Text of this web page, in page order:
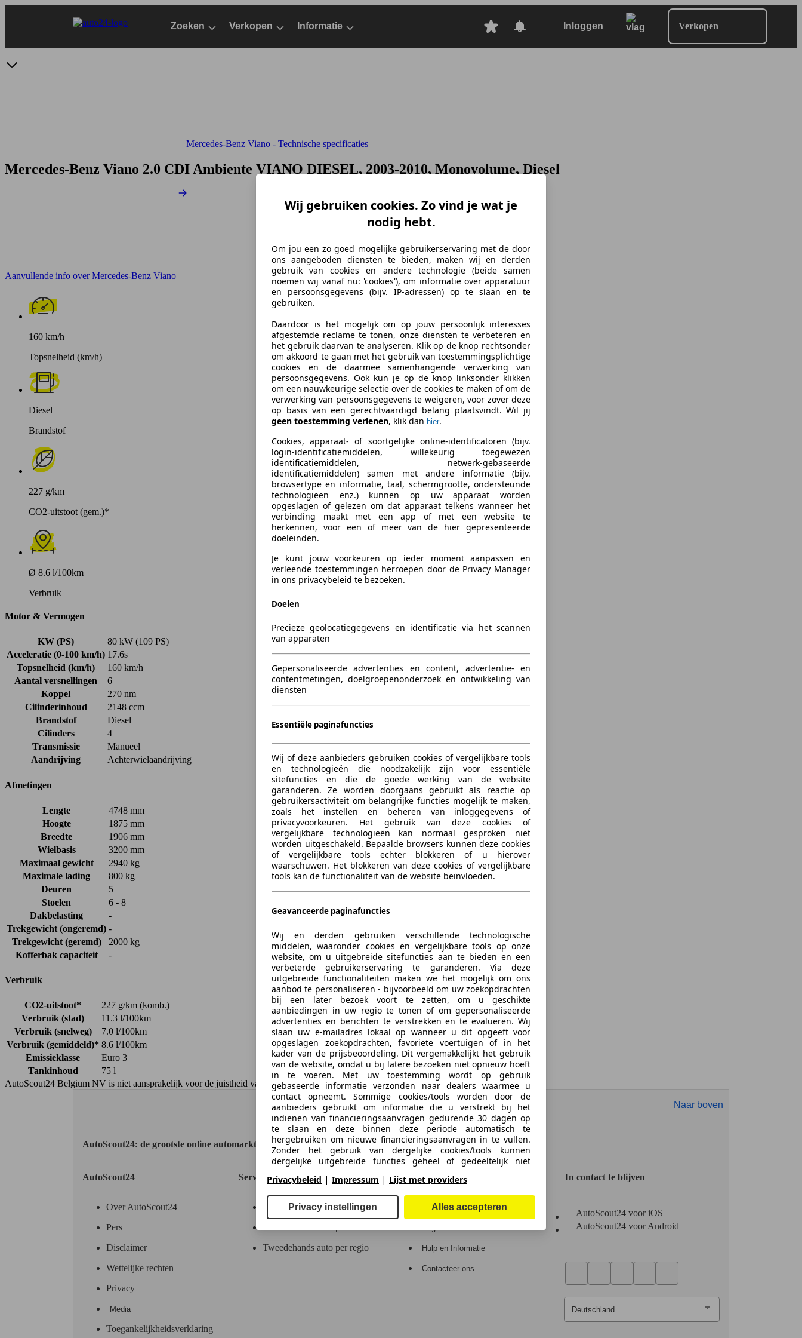
Zoeken Verkopen Informatie Inloggen Verkopen
Mercedes-Benz Viano - Technische specificaties
Mercedes-Benz Viano 2.0 CDI Ambiente VIANO DIESEL, 2003-2010, Monovolume, Diesel
Aanvullende info over Mercedes-Benz Viano
160 km/h
Topsnelheid (km/h)
Diesel
Brandstof
227 g/km
CO2-uitstoot (gem.)*
Ø 8.6 l/100km
Verbruik
Motor & Vermogen
KW (PS)
80 kW (109 PS)
Acceleratie (0-100 km/h) 17.6s
Topsnelheid (km/h)
160 km/h
Aantal versnellingen
6
Koppel
270 nm
Cilinderinhoud
2148 ccm
Brandstof
Diesel
Cilinders
4
Transmissie
Manueel
Aandrijving
Achterwielaandrijving
Afmetingen
Lengte
4748 mm
Hoogte
1875 mm
Breedte
1906 mm
Wielbasis
3200 mm
Maximaal gewicht
2940 kg
Maximale lading
800 kg
Deuren
5
Stoelen
6 - 8
Dakbelasting
-
Trekgewicht (ongeremd) -
Trekgewicht (geremd)
2000 kg
Kofferbak capaciteit
-
Verbruik
CO2-uitstoot*
227 g/km (komb.)
Verbruik (stad)
11.3 l/100km
Verbruik (snelweg)
7.0 l/100km
Verbruik (gemiddeld)* 8.6 l/100km
Emissieklasse
Euro 3
Tankinhoud
75 l
AutoScout24 Belgium NV is niet aansprakelijk voor de juistheid van de gegevens.
Naar boven
AutoScout24: de grootste online automarkt in Europa.
AutoScout24
Over AutoScout24
Pers
Disclaimer
Wettelijke rechten
Privacy
Media
Toegankelijkheidsverklaring
Service
Contact en hulp
Tweedehands auto per regio
Dealerrubriek
Login
Hulp en Informatie
Contacteer ons
In contact te blijven
AutoScout24 voor iOS
AutoScout24 voor Android
Wij gebruiken cookies. Zo vind je wat je
nodig hebt.
Om jou een zo goed mogelijke gebruikerservaring met de door
ons aangeboden diensten te bieden, maken wij en derden
gebruik van cookies en andere technologie (beide samen
noemen wij vanaf nu: 'cookies'), om informatie over apparatuur
en persoonsgegevens (bijv. IP-adressen) op te slaan en te
gebruiken.
Daardoor is het mogelijk om op jouw persoonlijk interesses
afgestemde reclame te tonen, onze diensten te verbeteren en
het gebruik daarvan te analyseren. Klik op de knop rechtsonder
om akkoord te gaan met het gebruik van toestemmingsplichtige
cookies en de daarmee samenhangende verwerking van
persoonsgegevens. Ook kun je op de knop linksonder klikken
om een nauwkeurige selectie over de cookies te maken of om de
verwerking van persoonsgegevens te weigeren, voor zover deze
op basis van een gerechtvaardigd belang plaatsvindt. Wil jij
geen toestemming verlenen, klik dan hier.
Cookies, apparaat- of soortgelijke online-identificatoren (bijv.
login-identificatiemiddelen, willekeurig toegewezen
identificatiemiddelen, netwerk-gebaseerde
identificatiemiddelen) samen met andere informatie (bijv.
browsertype en informatie, taal, schermgrootte, ondersteunde
technologieën enz.) kunnen op uw apparaat worden
opgeslagen of gelezen om dat apparaat telkens wanneer het
verbinding maakt met een app of met een website te
herkennen, voor een of meer van de hier gepresenteerde
doeleinden.
Je kunt jouw voorkeuren op ieder moment aanpassen en
verleende toestemmingen herroepen door de Privacy Manager
in ons privacybeleid te bezoeken.
Doelen
Precieze geolocatiegegevens en identificatie via het scannen
van apparaten
Gepersonaliseerde advertenties en content, advertentie- en
contentmetingen, doelgroepenonderzoek en ontwikkeling van
diensten
Essentiële paginafuncties
Wij of deze aanbieders gebruiken cookies of vergelijkbare tools
en technologieën die noodzakelijk zijn voor essentiële
sitefuncties en die de goede werking van de website
garanderen. Ze worden doorgaans gebruikt als reactie op
gebruikersactiviteit om belangrijke functies mogelijk te maken,
zoals het instellen en beheren van inloggegevens of
privacyvoorkeuren. Het gebruik van deze cookies of
vergelijkbare technologieën kan normaal gesproken niet
worden uitgeschakeld. Bepaalde browsers kunnen deze cookies
of vergelijkbare tools echter blokkeren of u hierover
waarschuwen. Het blokkeren van deze cookies of vergelijkbare
tools kan de functionaliteit van de website beïnvloeden.
Geavanceerde paginafuncties
Wij en derden gebruiken verschillende technologische
middelen, waaronder cookies en vergelijkbare tools op onze
website, om u uitgebreide sitefuncties aan te bieden en een
verbeterde gebruikerservaring te garanderen. Via deze
uitgebreide functionaliteiten maken we het mogelijk om ons
aanbod te personaliseren - bijvoorbeeld om uw zoekopdrachten
bij een later bezoek voort te zetten, om u geschikte
aanbiedingen in uw regio te tonen of om gepersonaliseerde
advertenties en berichten te verstrekken en te evalueren. Wij
slaan uw e-mailadres lokaal op wanneer u dit opgeeft voor
opgeslagen zoekopdrachten, favoriete voertuigen of in het
kader van de prijsbeoordeling. Dit vergemakkelijkt het gebruik
van de website, omdat u bij latere bezoeken niet opnieuw hoeft
in te voeren. Met uw toestemming wordt op gebruik
gebaseerde informatie verzonden naar dealers waarmee u
contact opneemt. Sommige cookies/tools worden door de
aanbieders gebruikt om informatie die u verstrekt bij het
indienen van financieringsaanvragen gedurende 30 dagen op
te slaan en deze binnen deze periode automatisch te
hergebruiken om nieuwe financieringsaanvragen in te vullen.
Zonder het gebruik van dergelijke cookies/tools kunnen
dergelijke uitgebreide functies geheel of gedeeltelijk niet
We werken met 263 aanbieders.
Privacybeleid | Impressum | Lijst met providers
Privacy instellingen Alles accepteren